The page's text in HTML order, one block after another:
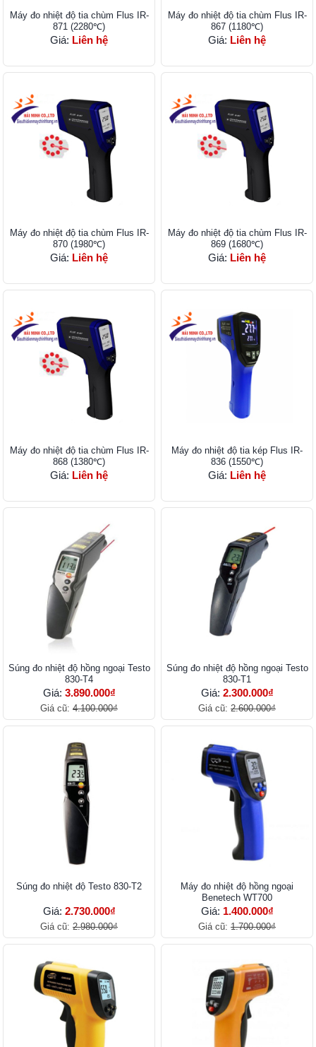
Máy đo nhiệt độ tia chùm Flus IR-
871 (2280℃)
Giá: Liên hệ
Máy đo nhiệt độ tia chùm Flus IR-
867 (1180℃)
Giá: Liên hệ
Máy đo nhiệt độ tia chùm Flus IR-
870 (1980℃)
Giá: Liên hệ
Máy đo nhiệt độ tia chùm Flus IR-
869 (1680℃)
Giá: Liên hệ
Máy đo nhiệt độ tia chùm Flus IR-
868 (1380℃)
Giá: Liên hệ
Máy đo nhiệt độ tia kép Flus IR-
836 (1550℃)
Giá: Liên hệ
Súng đo nhiệt độ hồng ngoại Testo
830-T4
Giá: 3.890.000₫
Giá cũ: 4.100.000₫
Súng đo nhiệt độ hồng ngoại Testo
830-T1
Giá: 2.300.000₫
Giá cũ: 2.600.000₫
Súng đo nhiệt độ Testo 830-T2
Giá: 2.730.000₫
Giá cũ: 2.980.000₫
Máy đo nhiệt độ hồng ngoại
Benetech WT700
Giá: 1.400.000₫
Giá cũ: 1.700.000₫